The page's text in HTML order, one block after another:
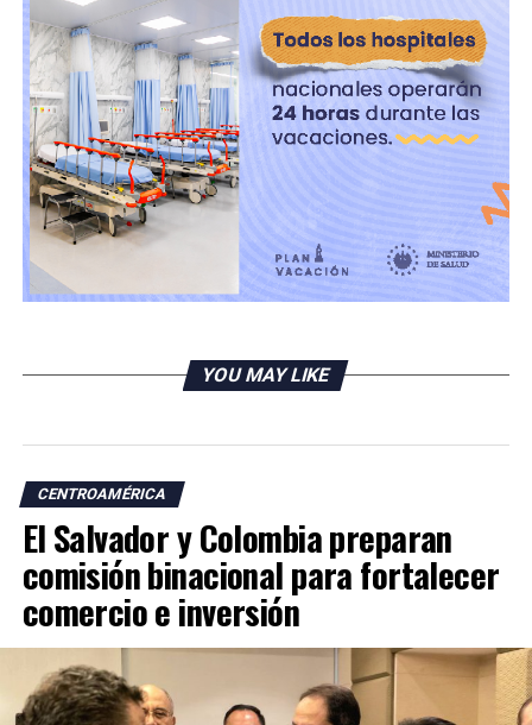
RELATED TOPICS:
UP NEXT
El Salvador: lluvias y tormentas dispersas afectarán
principalmente zonas montañosas y norte del país
DON'T MISS
FGR y PNC desarticulan red que obligaba a niña a
drogarse y ser explotada sexualmente
YOU MAY LIKE
CENTROAMÉRICA
El Salvador y Colombia preparan
comisión binacional para fortalecer
comercio e inversión